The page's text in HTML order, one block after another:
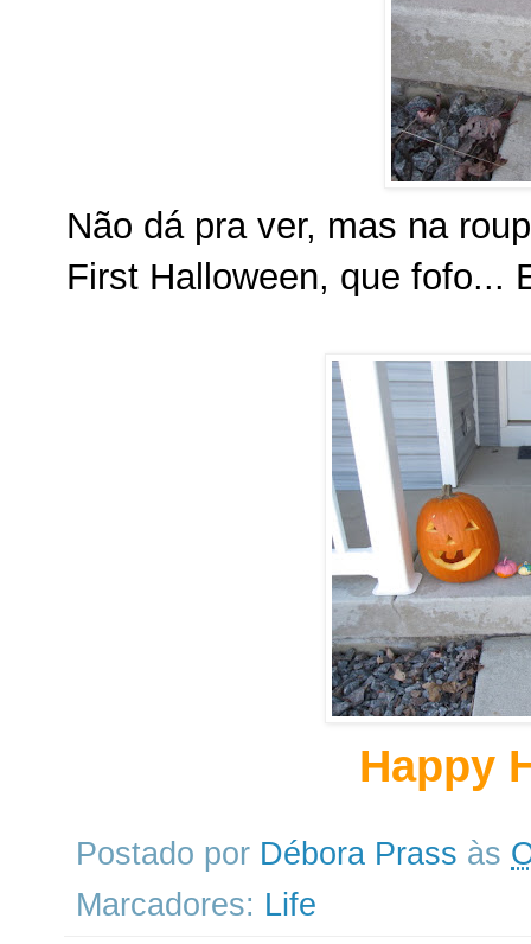
Não dá pra ver, mas na
First Halloween, que fofo...
Happy
Postado por Débora Prass às
Marcadores: Life